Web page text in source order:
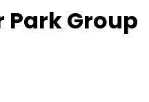
Group